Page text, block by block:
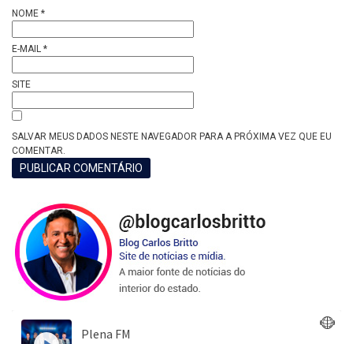
NOME *
E-MAIL *
SITE
SALVAR MEUS DADOS NESTE NAVEGADOR PARA A PRÓXIMA VEZ QUE EU
COMENTAR.